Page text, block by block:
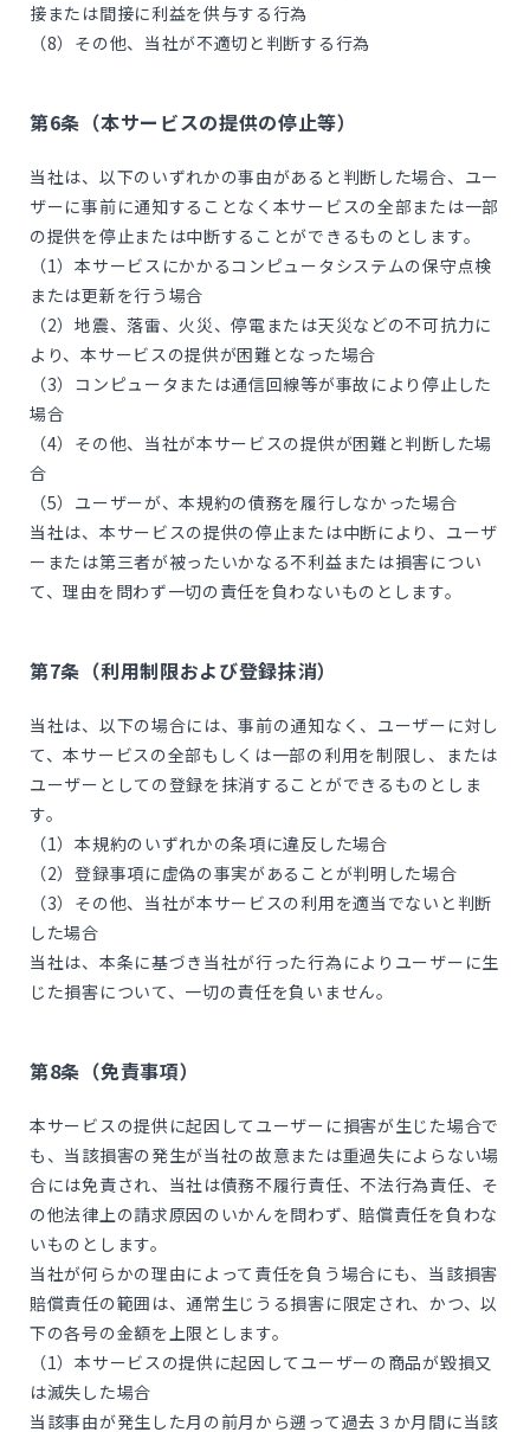
接または間接に利益を供与する行為
（8）その他、当社が不適切と判断する行為
第6条（本サービスの提供の停止等）
当社は、以下のいずれかの事由があると判断した場合、ユー
ザーに事前に通知することなく本サービスの全部または一部
の提供を停止または中断することができるものとします。
（1）本サービスにかかるコンピュータシステムの保守点検
または更新を行う場合
（2）地震、落雷、火災、停電または天災などの不可抗力に
より、本サービスの提供が困難となった場合
（3）コンピュータまたは通信回線等が事故により停止した
場合
（4）その他、当社が本サービスの提供が困難と判断した場
合
（5）ユーザーが、本規約の債務を履行しなかった場合
当社は、本サービスの提供の停止または中断により、ユーザ
ーまたは第三者が被ったいかなる不利益または損害につい
て、理由を問わず一切の責任を負わないものとします。
第7条（利用制限および登録抹消）
当社は、以下の場合には、事前の通知なく、ユーザーに対し
て、本サービスの全部もしくは一部の利用を制限し、または
ユーザーとしての登録を抹消することができるものとしま
す。
（1）本規約のいずれかの条項に違反した場合
（2）登録事項に虚偽の事実があることが判明した場合
（3）その他、当社が本サービスの利用を適当でないと判断
した場合
当社は、本条に基づき当社が行った行為によりユーザーに生
じた損害について、一切の責任を負いません。
第8条（免責事項）
本サービスの提供に起因してユーザーに損害が生じた場合で
も、当該損害の発生が当社の故意または重過失によらない場
合には免責され、当社は債務不履行責任、不法行為責任、そ
の他法律上の請求原因のいかんを問わず、賠償責任を負わな
いものとします。
当社が何らかの理由によって責任を負う場合にも、当該損害
賠償責任の範囲は、通常生じうる損害に限定され、かつ、以
下の各号の金額を上限とします。
（1）本サービスの提供に起因してユーザーの商品が毀損又
は滅失した場合
当該事由が発生した月の前月から遡って過去３か月間に当該